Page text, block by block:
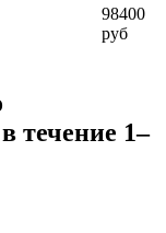
98400
руб
течение 1–